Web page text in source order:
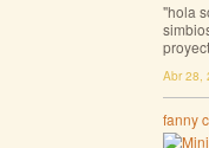
"hola
Abr 28,
fanny